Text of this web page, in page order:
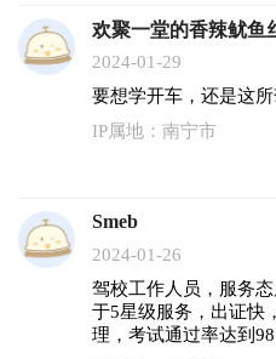
完善，管理手段先进，岗位职
好、教学优的驾校，每年向社
交通部门颁发的教学大纲进行
目有小型汽车（C1、C2）。实
形式，白天、周末、晚上均可
四通八达。训练场地绿树成荫
学经验、科学的教学管理、一
各界的好评。
训练场遍布全南宁市，至今拥
秀场、西大场、高新场、大岭
翠湖场、五合场、琅东场、佛
欢聚一堂的香辣鱿鱼
2024-01-29
要想学开车，还是这所
IP属地：南宁市
Smeb
2024-01-26
驾校工作人员，服务
于5星级服务，出证快
理，考试通过率达到